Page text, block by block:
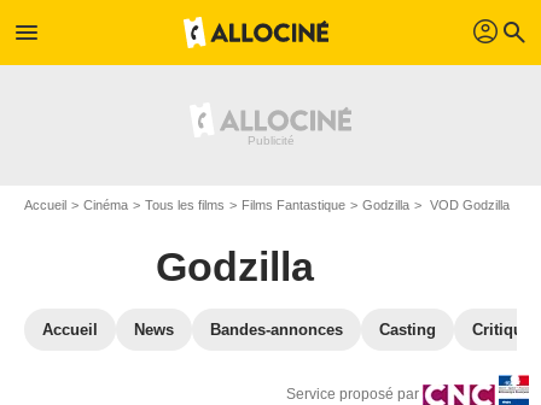
menu profil search
Accueil Cinéma Tous les films Films Fantastique Godzilla VOD Godzilla
Godzilla
Accueil News Bandes-annonces Casting
Service proposé par